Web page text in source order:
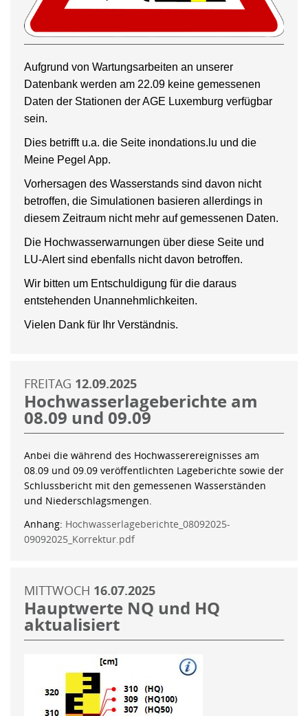
Aufgrund von Wartungsarbeiten an unserer
Datenbank werden am 22.09 keine gemessenen
Daten der Stationen der AGE Luxemburg verfügbar
sein.
Dies betrifft u.a. die Seite inondations.lu und die
Meine Pegel App.
Vorhersagen des Wasserstands sind davon nicht
betroffen, die Simulationen basieren allerdings in
diesem Zeitraum nicht mehr auf gemessenen Daten.
Die Hochwasserwarnungen über diese Seite und
LU-Alert sind ebenfalls nicht davon betroffen.
Wir bitten um Entschuldigung für die daraus
entstehenden Unannehmlichkeiten.
Vielen Dank für Ihr Verständnis.
FREITAG 12.09.2025
Hochwasserlageberichte am
08.09 und 09.09
Anbei die während des Hochwasserereignisses am
08.09 und 09.09 veröffentlichten Lageberichte sowie der
Schlussbericht mit den gemessenen Wasserständen
und Niederschlagsmengen.
Anhang: Hochwasserlageberichte_08092025-
09092025_Korrektur.pdf
MITTWOCH 16.07.2025
Hauptwerte NQ und HQ
aktualisiert